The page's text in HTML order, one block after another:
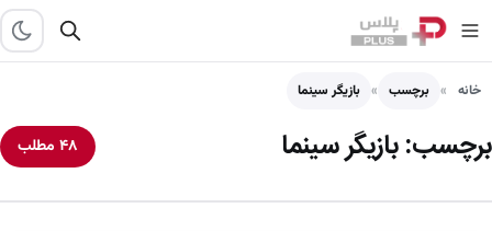
خانه برچسب بازیگر سینما
برچسب:بازیگر سینما ۴۸ مطلب